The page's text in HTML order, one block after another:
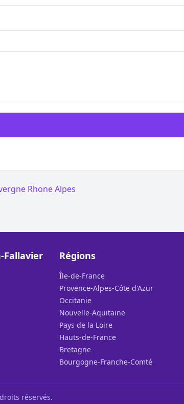
Rhone Alpes
Fallavier Régions
Île-de-France
Provence-Alpes-Côte d'Azur
Occitanie
Nouvelle-Aquitaine
Pays de la Loire
Hauts-de-France
Bretagne
Bourgogne-Franche-Comté
réservés.